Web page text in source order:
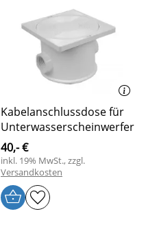
Kabelanschlussdose für
Unterwasserscheinwerfer
40,- €
inkl. 19% MwSt., zzgl.
Versandkosten